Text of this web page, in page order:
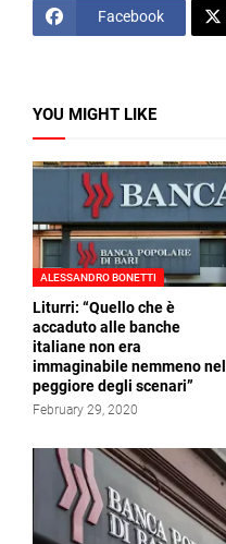
Facebook
YOU MIGHT LIKE
ALESSANDRO BONETTI
Liturri: “Quello che è
accaduto alle banche
italiane non era
immaginabile nemmeno nel
peggiore degli scenari”
February 29, 2020